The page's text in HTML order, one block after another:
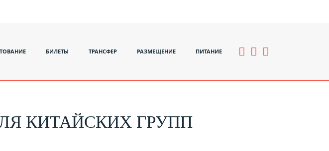
БИЛЕТЫ ТРАНСФЕР РАЗМЕЩЕНИЕ ПИТАНИЕ
КИТАЙСКИХ ГРУПП